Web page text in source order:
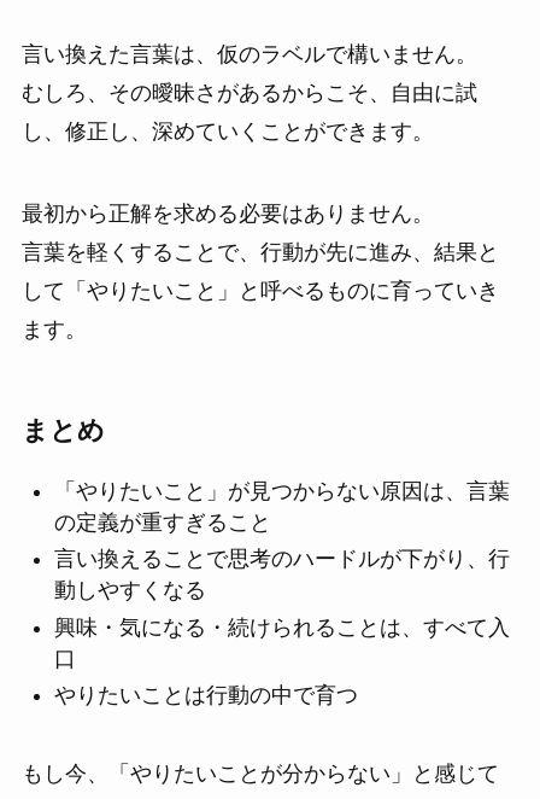
言い換えた言葉は、仮のラベルで構いません。
むしろ、その曖昧さがあるからこそ、自由に試
し、修正し、深めていくことができます。
最初から正解を求める必要はありません。
言葉を軽くすることで、行動が先に進み、結果と
して「やりたいこと」と呼べるものに育っていき
ます。
まとめ
「やりたいこと」が見つからない原因は、言葉
の定義が重すぎること
言い換えることで思考のハードルが下がり、行
動しやすくなる
興味・気になる・続けられることは、すべて入
口
やりたいことは行動の中で育つ
もし今、「やりたいことが分からない」と感じて